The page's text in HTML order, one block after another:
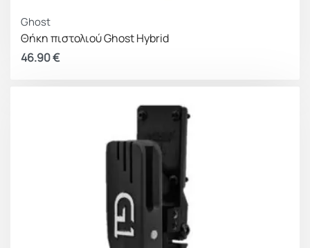
Ghost
Θήκη πιστολιού Ghost Hybrid
46.90€